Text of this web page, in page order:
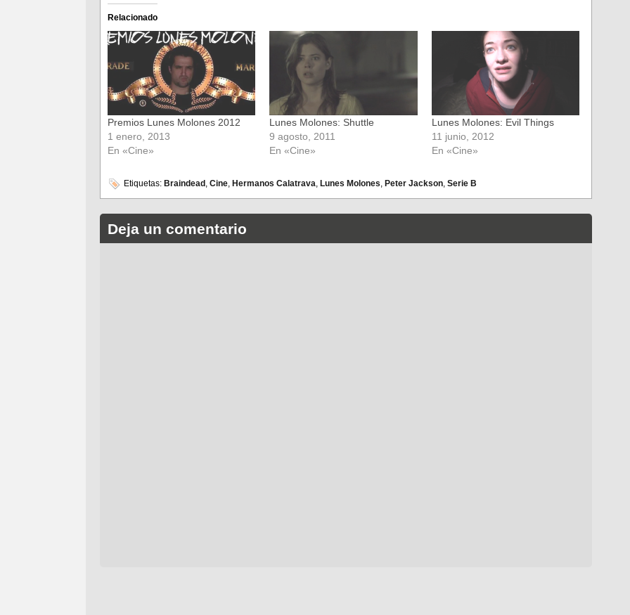
Facebook
(Se
abre
en
una
Twitter
(Se
abre
en
una
ventana
nueva)
Relacionado
Premios Lunes Molones 2012
1 enero, 2013
En «Cine»
Lunes Molones: Shuttle
9 agosto, 2011
En «Cine»
Lunes Molones: Evil Things
11 junio, 2012
En «Cine»
Etiquetas: Braindead , Cine, Hermanos Calatrava, Lunes Molones, Peter Jackson, Serie B
Deja un comentario